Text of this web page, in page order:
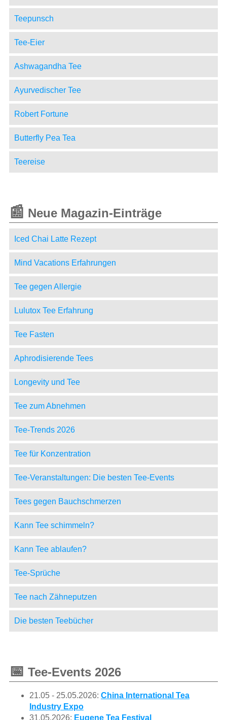
Teepunsch
Tee-Eier
Ashwagandha Tee
Ayurvedischer Tee
Robert Fortune
Butterfly Pea Tea
Teereise
📰 Neue Magazin-Einträge
Iced Chai Latte Rezept
Mind Vacations Erfahrungen
Tee gegen Allergie
Lulutox Tee Erfahrung
Tee Fasten
Aphrodisierende Tees
Longevity und Tee
Tee zum Abnehmen
Tee-Trends 2026
Tee für Konzentration
Tee-Veranstaltungen: Die besten Tee-Events
Tees gegen Bauchschmerzen
Kann Tee schimmeln?
Kann Tee ablaufen?
Tee-Sprüche
Tee nach Zähneputzen
Die besten Teebücher
📅 Tee-Events 2026
21.05 - 25.05.2026: China International Tea
Industry Expo
31.05.2026: Eugene Tea Festival